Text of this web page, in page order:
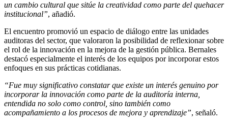
un cambio cultural que sitúe la creatividad como parte del quehacer
institucional”, añadió.
El encuentro promovió un espacio de diálogo entre las unidades
auditoras del sector, que valoraron la posibilidad de reflexionar sobre
el rol de la innovación en la mejora de la gestión pública. Bernales
destacó especialmente el interés de los equipos por incorporar estos
enfoques en sus prácticas cotidianas.
“Fue muy significativo constatar que existe un interés genuino por
incorporar la innovación como parte de la auditoría interna,
entendida no solo como control, sino también como
acompañamiento a los procesos de mejora y aprendizaje”, señaló.